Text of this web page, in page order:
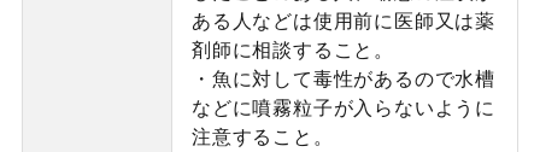
ある人などは使用前に医師又は薬
剤師に相談すること。
・魚に対して毒性があるので水槽
などに噴霧粒子が入らないように
注意すること。